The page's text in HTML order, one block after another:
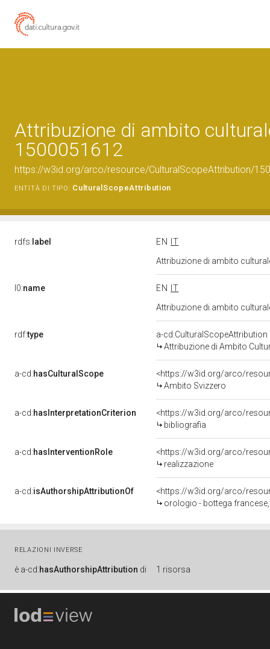
Attribuzione di ambito
1500051612
https://w3id.org/arco/resource/CulturalScopeAttribution/
ENTITÀ DI TIPO: CulturalScopeAttribution
rdfs: label EN
IT
Attribuzione di ambito
l0:name EN
IT
Attribuzione di ambito
rdf:type
a-cd:CulturalScopeAttribution
Attribuzione di Ambito
a-cd:hasCulturalScope
<https://w3id.org/arco/
Ambito Svizzero
a-cd:hasInterpretationCriterion
<https://w3id.org/arco/
bibliografia
a-cd:hasInterventionRole
<https://w3id.org/arco/
realizzazione
a-cd:isAuthorshipAttributionOf
<https://w3id.org/arco/
orologio - bottega
RELAZIONI INVERSE
è a-cd:hasAuthorshipAttribution di 1 risorsa